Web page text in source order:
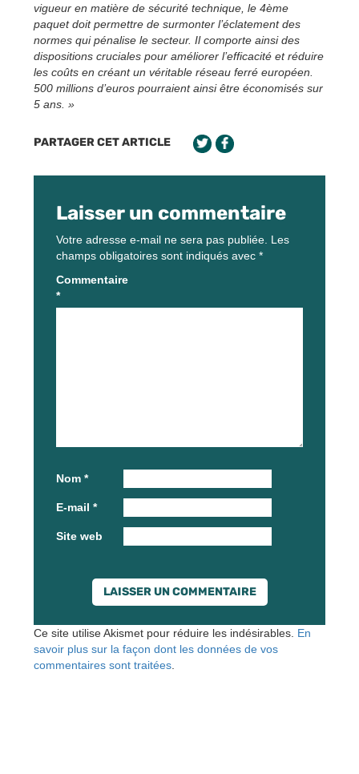
vigueur en matière de sécurité technique, le 4ème
paquet doit permettre de surmonter l’éclatement des
normes qui pénalise le secteur. Il comporte ainsi des
dispositions cruciales pour améliorer l’efficacité et réduire
les coûts en créant un véritable réseau ferré européen.
500 millions d’euros pourraient ainsi être économisés sur
5 ans. »
PARTAGER CET ARTICLE
Laisser un commentaire
Votre adresse e-mail ne sera pas publiée. Les
champs obligatoires sont indiqués avec *
Commentaire
*
Nom *
E-mail *
Site web
Ce site utilise Akismet pour réduire les indésirables. En
savoir plus sur la façon dont les données de vos
commentaires sont traitées